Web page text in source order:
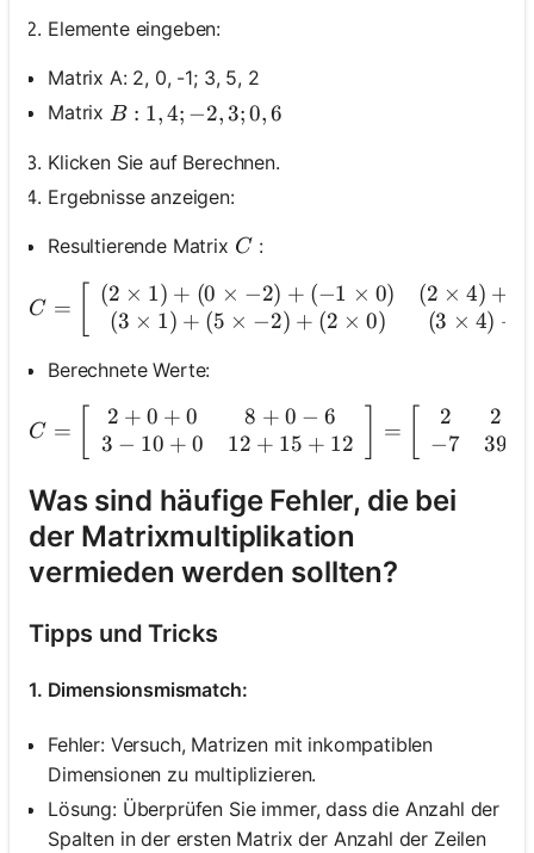
Elemente eingeben:
Matrix A: 2, 0, -1; 3, 5, 2
Matrix B: 1,4 ;-2,3 ; 0,6
B : 1,4; −2,3;0,6
Klicken Sie auf Berechnen.
Ergebnisse anzeigen:
Resultierende Matrix C
C:
C =
(2 × 1) + (0 × −2) + (−1 × 0)
(3 × 1) + (5 × −2) + (2 × 0)
(2 × 4) +
(3 × 4) +
Berechnete Werte:
C =
2 + 0 + 0
3 − 10 + 0
8 + 0 − 6
12 + 15 + 12
=
2
−7
2
39
Was sind häufige Fehler, die bei
der Matrixmultiplikation
vermieden werden sollten?
Tipps und Tricks
1. Dimensionsmismatch:
Fehler: Versuch, Matrizen mit inkompatiblen
Dimensionen zu multiplizieren.
Lösung: Überprüfen Sie immer, dass die Anzahl der
Spalten in der ersten Matrix der Anzahl der Zeilen